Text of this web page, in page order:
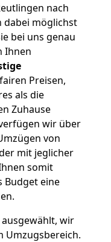
nach
dabei möglichst
bei uns genau
Ihnen
Preisen,
als die
Zuhause
wir über
von
mit jeglicher
somit
Budget eine
wir
Umzugsbereich.